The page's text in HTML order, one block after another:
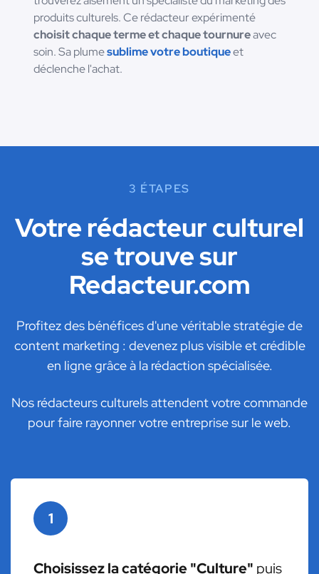
produits culturels. Ce rédacteur expérimenté
choisit chaque terme et chaque tournureavec
soin. Sa plumesublime votre boutiqueet
déclenche l'achat.
3 ÉTAPES
Votre rédacteur culturel
se trouve sur
Redacteur.com
Profitez des bénéfices d'une véritable stratégie de
content marketing : devenez plus visible et crédible
en ligne grâce à la rédaction spécialisée.
Nos rédacteurs culturels attendent votre commande
pour faire rayonner votre entreprise sur le web.
1
Choisissez la catégorie "Culture" puis